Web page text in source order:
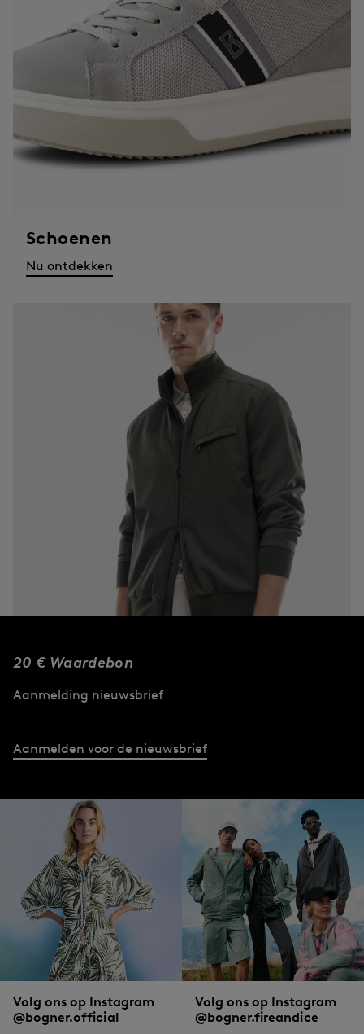
Schoenen
Nu ontdekken
Nu ontdekken
20 € Waardebon
Aanmelding nieuwsbrief
Aanmelden voor de nieuwsbrief
Volg ons op Instagram
@bogner.official
Volg ons op Instagram
@bogner.fireandice